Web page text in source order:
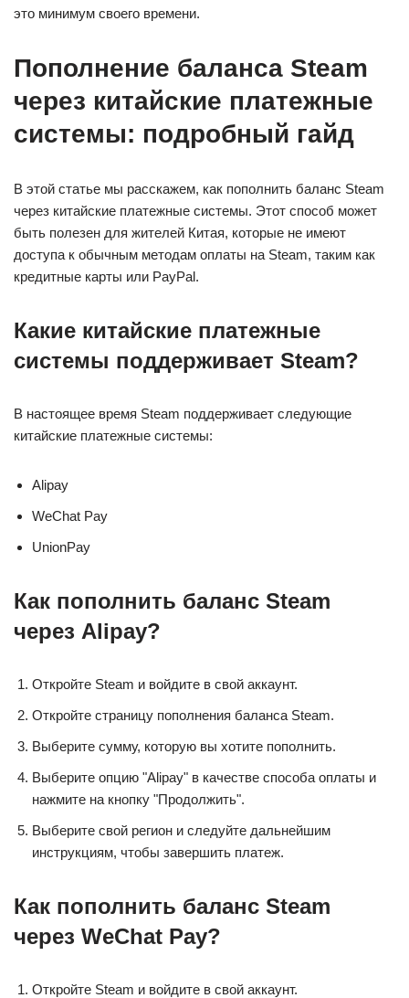
это минимум своего времени.
Пополнение баланса Steam
через китайские платежные
системы: подробный гайд
В этой статье мы расскажем, как пополнить баланс Steam
через китайские платежные системы. Этот способ может
быть полезен для жителей Китая, которые не имеют
доступа к обычным методам оплаты на Steam, таким как
кредитные карты или PayPal.
Какие китайские платежные
системы поддерживает Steam?
В настоящее время Steam поддерживает следующие
китайские платежные системы:
Alipay
WeChat Pay
UnionPay
Как пополнить баланс Steam
через Alipay?
Откройте Steam и войдите в свой аккаунт.
Откройте страницу пополнения баланса Steam.
Выберите сумму, которую вы хотите пополнить.
Выберите опцию "Alipay" в качестве способа оплаты и
нажмите на кнопку "Продолжить".
Выберите свой регион и следуйте дальнейшим
инструкциям, чтобы завершить платеж.
Как пополнить баланс Steam
через WeChat Pay?
Откройте Steam и войдите в свой аккаунт.